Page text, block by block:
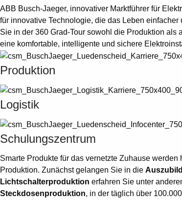
ABB Busch-Jaeger, innovativer Marktführer für
für innovative Technologie, die das Leben
Sie in der 360 Grad-Tour sowohl die Produktion
eine komfortable, intelligente und sichere
Produktion
Logistik
Schulungszentrum
Smarte Produkte für das vernetzte Zuhause
Produktion. Zunächst gelangen Sie in die
Lichtschalterproduktion erfahren Sie unter
Steckdosenproduktion, in der täglich über